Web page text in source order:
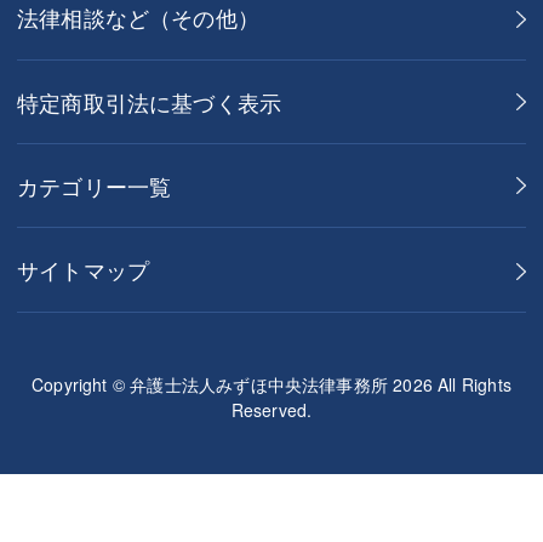
法律相談など（その他）
特定商取引法に基づく表示
カテゴリー一覧
サイトマップ
Copyright © 弁護士法人みずほ中央法律事務所 2026 All Rights
Reserved.